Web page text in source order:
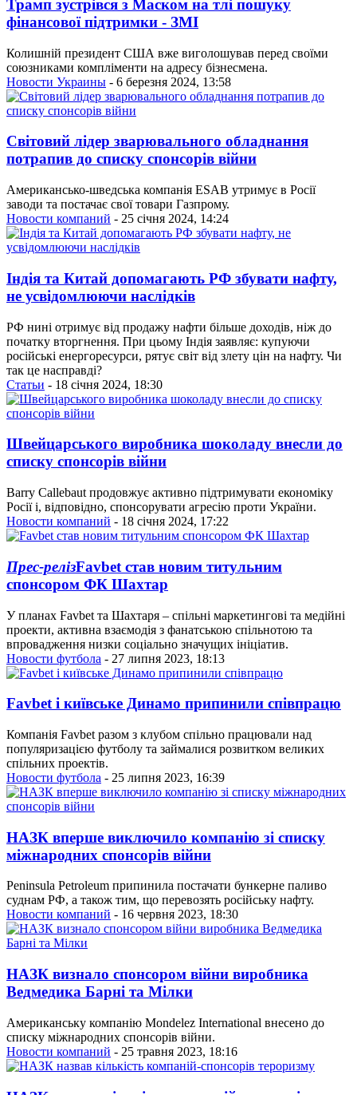
Трамп зустрівся з Маском на тлі пошуку
фінансової підтримки - ЗМІ
Колишній президент США вже виголошував перед своїми
союзниками компліменти на адресу бізнесмена.
Новости Украины - 6 березня 2024, 13:58
Світовий лідер зварювального обладнання
потрапив до списку спонсорів війни
Американсько-шведська компанія ESAB утримує в Росії
заводи та постачає свої товари Газпрому.
Новости компаний - 25 січня 2024, 14:24
Індія та Китай допомагають РФ збувати нафту,
не усвідомлюючи наслідків
РФ нині отримує від продажу нафти більше доходів, ніж до
початку вторгнення. При цьому Індія заявляє: купуючи
російські енергоресурси, рятує світ від злету цін на нафту. Чи
так це насправді?
Статьи - 18 січня 2024, 18:30
Швейцарського виробника шоколаду внесли до
списку спонсорів війни
Barry Callebaut продовжує активно підтримувати економіку
Росії і, відповідно, спонсорувати агресію проти України.
Новости компаний - 18 січня 2024, 17:22
Прес-релізFavbet став новим титульним
спонсором ФК Шахтар
У планах Favbet та Шахтаря – спільні маркетингові та медійні
проекти, активна взаємодія з фанатською спільнотою та
впровадження низки соціально значущих ініціатив.
Новости футбола - 27 липня 2023, 18:13
Favbet і київське Динамо припинили співпрацю
Компанія Favbet разом з клубом спільно працювали над
популяризацією футболу та займалися розвитком великих
спільних проектів.
Новости футбола - 25 липня 2023, 16:39
НАЗК вперше виключило компанію зі списку
міжнародних спонсорів війни
Peninsula Petroleum припинила постачати бункерне паливо
суднам РФ, а також тим, що перевозять російську нафту.
Новости компаний - 16 червня 2023, 18:30
НАЗК визнало спонсором війни виробника
Ведмедика Барні та Мілки
Американську компанію Mondelez International внесено до
списку міжнародних спонсорів війни.
Новости компаний - 25 травня 2023, 18:16